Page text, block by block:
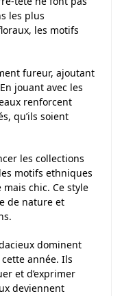
les plus
les motifs
fureur, ajoutant
jouant avec les
renforcent
qu’ils soient
les collections
motifs ethniques
chic. Ce style
de nature et
dominent
année. Ils
et d’exprimer
deviennent